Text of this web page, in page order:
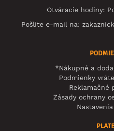
Otváracie hodiny:
Pošlite e-mail na:
*Nákupné a
Podmienky
Reklamačné
Zásady ochrany